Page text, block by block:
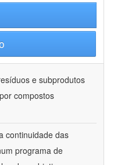
e subprodutos
compostos
continuidade das
programa de